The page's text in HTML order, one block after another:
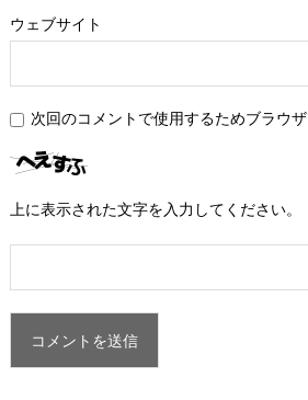
ウェブサイト
次回のコメントで使用するためブラウ
上に表示された文字を入力してください。